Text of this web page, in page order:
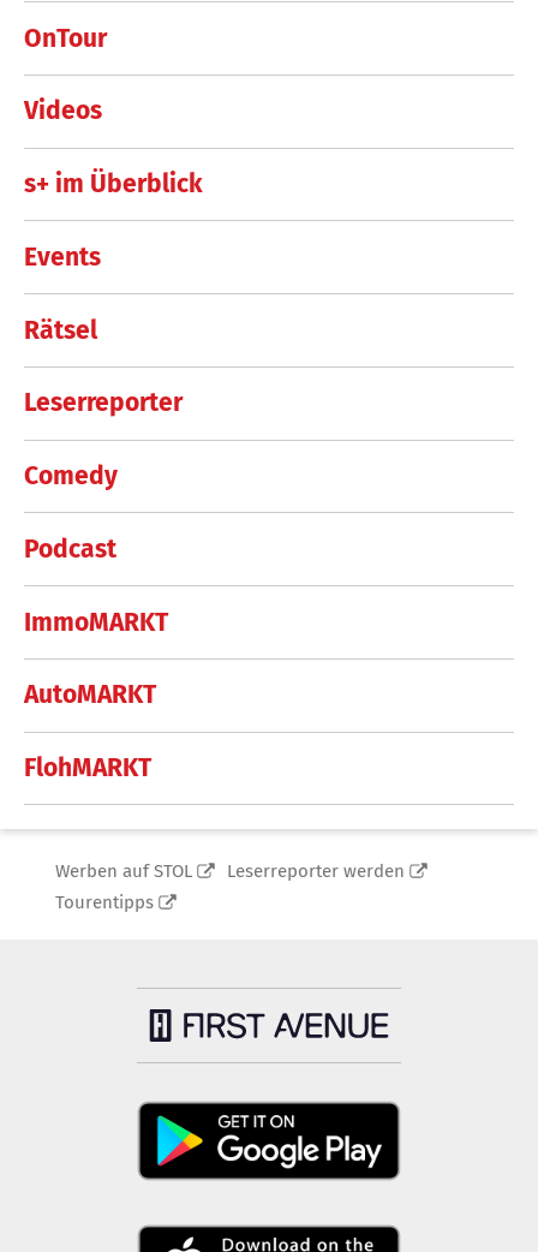
OnTour
Videos
s+ im Überblick
Events
Rätsel
Leserreporter
Comedy
Podcast
ImmoMARKT
AutoMARKT
FlohMARKT
Werben auf STOL
Leserreporter werden
Tourentipps